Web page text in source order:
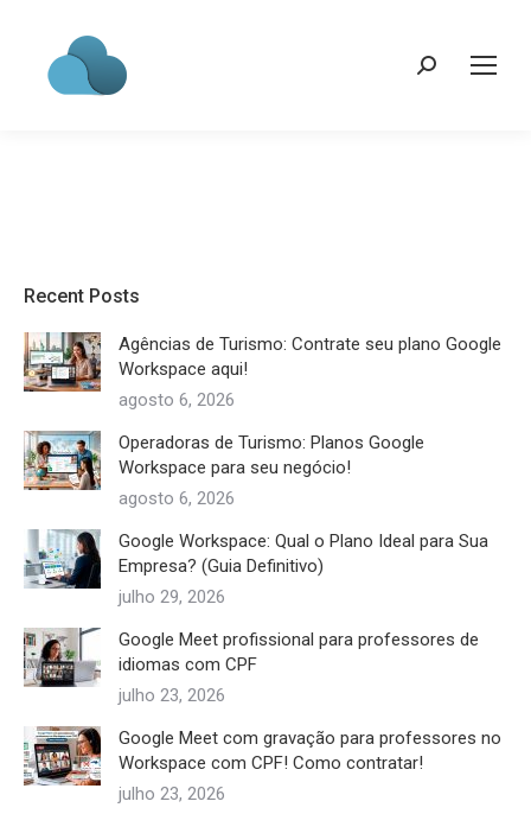
Search:
Recent Posts
Agências de Turismo: Contrate seu plano Google
Workspace aqui!
agosto 6, 2026
Operadoras de Turismo: Planos Google
Workspace para seu negócio!
agosto 6, 2026
Google Workspace: Qual o Plano Ideal para Sua
Empresa? (Guia Definitivo)
julho 29, 2026
Google Meet profissional para professores de
idiomas com CPF
julho 23, 2026
Google Meet com gravação para professores no
Workspace com CPF! Como contratar!
julho 23, 2026